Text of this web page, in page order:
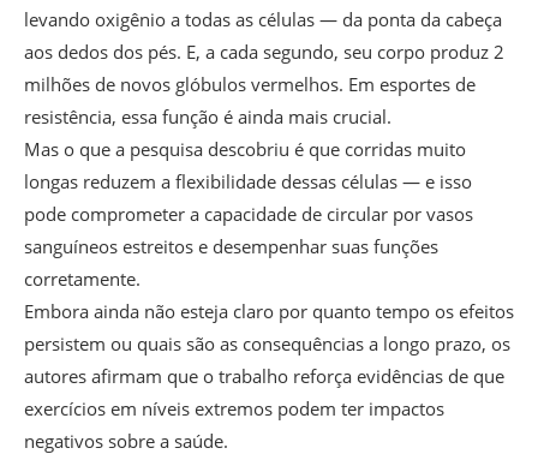
levando oxigênio a todas as células — da ponta da cabeça
aos dedos dos pés. E, a cada segundo, seu corpo produz 2
milhões de novos glóbulos vermelhos. Em esportes de
resistência, essa função é ainda mais crucial.
Mas o que a pesquisa descobriu é que corridas muito
longas reduzem a flexibilidade dessas células — e isso
pode comprometer a capacidade de circular por vasos
sanguíneos estreitos e desempenhar suas funções
corretamente.
Embora ainda não esteja claro por quanto tempo os efeitos
persistem ou quais são as consequências a longo prazo, os
autores afirmam que o trabalho reforça evidências de que
exercícios em níveis extremos podem ter impactos
negativos sobre a saúde.